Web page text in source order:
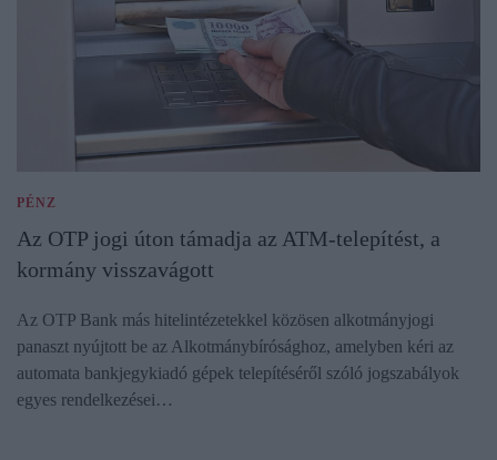
PÉNZ
Az OTP jogi úton támadja az ATM-telepítést, a
kormány visszavágott
Az OTP Bank más hitelintézetekkel közösen alkotmányjogi
panaszt nyújtott be az Alkotmánybírósághoz, amelyben kéri az
automata bankjegykiadó gépek telepítéséről szóló jogszabályok
egyes rendelkezései…